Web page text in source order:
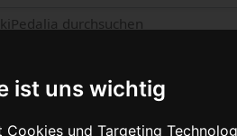
ist uns wichtig
und Targeting
Seite Diskussion